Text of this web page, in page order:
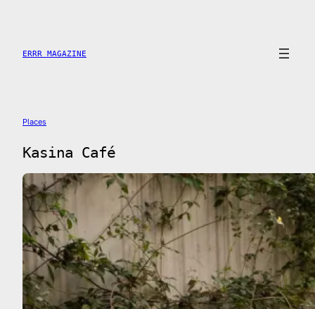
contenido
ERRR MAGAZINE
Places
Kasina Café